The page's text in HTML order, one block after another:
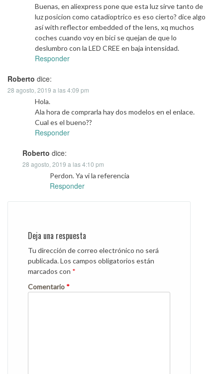
Buenas, en aliexpress pone que esta luz sirve tanto de
luz posicion como catadioptrico es eso cierto? dice algo
así with reflector embedded of the lens, xq muchos
coches cuando voy en bici se quejan de que lo
deslumbro con la LED CREE en baja intensidad.
Responder
Roberto dice:
28 agosto, 2019 a las 4:09 pm
Hola.
Ala hora de comprarla hay dos modelos en el enlace.
Cual es el bueno??
Responder
Roberto dice:
28 agosto, 2019 a las 4:10 pm
Perdon. Ya vi la referencia
Responder
Deja una respuesta
Tu dirección de correo electrónico no será
publicada.Los campos obligatorios están
marcados con *
Comentario *